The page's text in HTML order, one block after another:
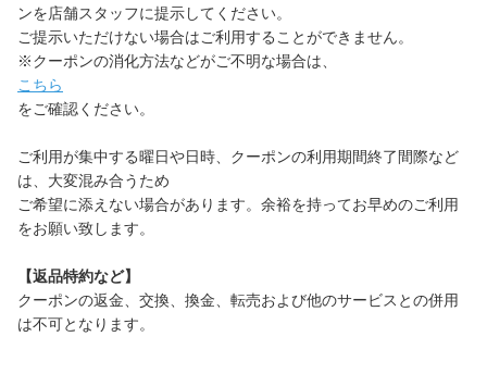
ンを店舗スタッフに提示してください。
ご提示いただけない場合はご利用することができません。
※クーポンの消化方法などがご不明な場合は、
こちら
をご確認ください。
ご利用が集中する曜日や日時、クーポンの利用期間終了間際など
は、大変混み合うため
ご希望に添えない場合があります。余裕を持ってお早めのご利用
をお願い致します。
【返品特約など】
クーポンの返金、交換、換金、転売および他のサービスとの併用
は不可となります。